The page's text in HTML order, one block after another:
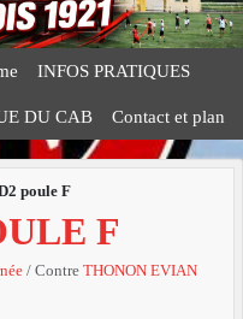
INFOS PRATIQUES
DU CAB Contact et plan
poule F
F
/ Contre THONON EVIAN